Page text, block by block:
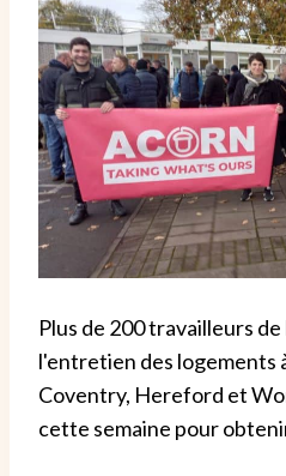
Plus de 200 travailleurs
l'entretien des logements
Coventry, Hereford et
cette semaine pour